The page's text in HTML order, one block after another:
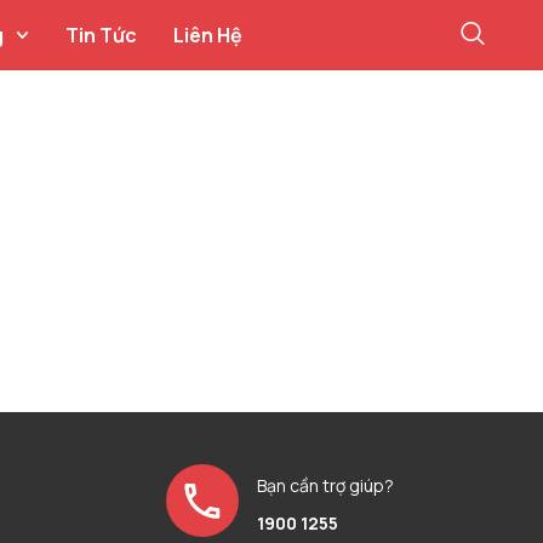
Tin Tức Liên Hệ
Bạn cần trợ giúp?
1900 1255